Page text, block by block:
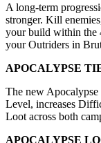
A long-term
stronger. Kill
your build within the
your Outriders in
APOCALYPSE
The new
Level, increases
Loot across both
APOCALYPSE